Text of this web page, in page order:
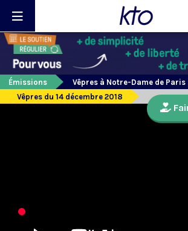
Émissions
Vêpres à Notre-Dame de Paris
Vêpres du 14 décembre 2018